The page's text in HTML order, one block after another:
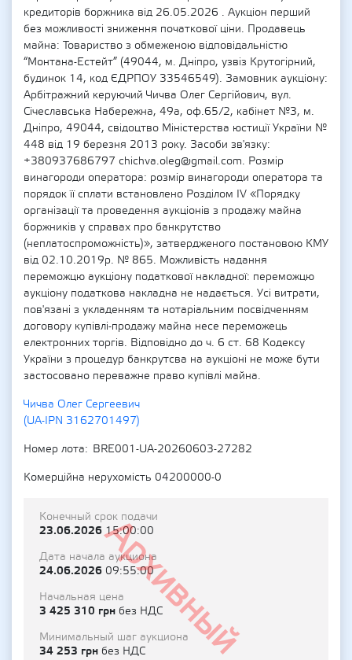
кредиторів боржника від 26.05.2026 . Аукціон перший
без можливості зниження початкової ціни. Продавець
майна: Товариство з обмеженою відповідальністю
“Монтана-Естейт” (49044, м. Дніпро, узвіз Крутогірний,
будинок 14, код ЄДРПОУ 33546549). Замовник аукціону:
Арбітражний керуючий Чичва Олег Сергійович, вул.
Січеславська Набережна, 49а, оф.65/2, кабінет №3, м.
Дніпро, 49044, свідоцтво Міністерства юстиції України №
448 від 19 березня 2013 року. Засоби зв'язку:
+380937686797 chichva.oleg@gmail.com. Розмір
винагороди оператора: розмір винагороди оператора та
порядок її сплати встановлено Розділом ІV «Порядку
організації та проведення аукціонів з продажу майна
боржників у справах про банкрутство
(неплатоспроможність)», затвердженого постановою КМУ
від 02.10.2019р. № 865. Можливість надання
переможцю аукціону податкової накладної: переможцю
аукціону податкова накладна не надається. Усі витрати,
пов'язані з укладенням та нотаріальним посвідченням
договору купівлі-продажу майна несе переможець
електронних торгів. Відповідно до ч. 6 ст. 68 Кодексу
України з процедур банкрутсва на аукціоні не може бути
застосовано переважне право купівлі майна.
Чичва Олег Сергеевич
(UA-IPN 3162701497)
Номер лота
BRE001-UA-20260603-27282
Комерційна нерухомість 04200000-0
Архивный
Конечный срок подачи
23.06.202615:00:00
Дата начала аукциона
24.06.2026 09:55:00
Начальная цена
3 425 310 грн без НДС
Минимальный шаг аукциона
34 253 грн без НДС